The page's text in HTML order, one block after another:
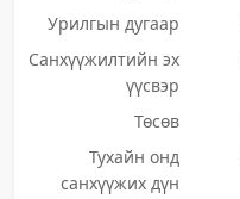
Урилгын дугаар
Санхүүжилтийн эх
үүсвэр
Төсөв
Тухайн онд
санхүүжих дүн